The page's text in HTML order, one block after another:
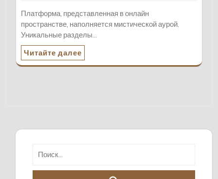
Платформа, представленная в онлайн
пространстве, наполняется мистической аурой.
Уникальные разделы…
Читайте далее